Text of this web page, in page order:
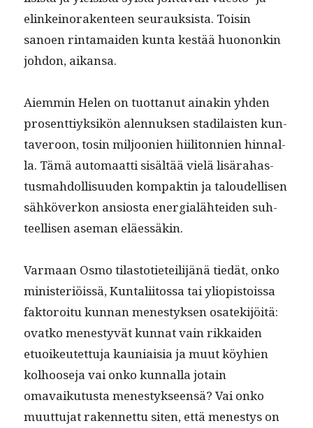
elinkeino­rak­en­teen seu­rauk­sista. Toisin
sanoen rin­ta­maid­en kun­ta kestää huononkin
johdon, aikansa.
Aiem­min Helen on tuot­tanut ainakin yhden
pros­ent­tiyk­sikön alen­nuk­sen stadi­lais­ten kun­
taveroon, tosin miljoonien hiili­ton­nien hin­nal­
la. Tämä automaat­ti sisältää vielä lisära­has­
tus­mah­dol­lisu­u­den kom­pak­tin ja taloudel­lisen
sähköverkon ansios­ta ener­gialähtei­den suh­
teel­lisen ase­man eläessäkin.
Var­maan Osmo tilas­toti­eteil­i­jänä tiedät, onko
min­is­ter­iöis­sä, Kun­tali­itossa tai yliopis­tois­sa
fak­toroitu kun­nan men­estyk­sen osatek­i­jöitä:
ovatko men­estyvät kun­nat vain rikkaiden
etuoikeutet­tu­ja kau­ni­aisia ja muut köy­hien
kol­hoose­ja vai onko kun­nal­la jotain
omavaiku­tus­ta men­estyk­seen­sä? Vai onko
muut­tu­jat raken­net­tu siten, että men­estys on